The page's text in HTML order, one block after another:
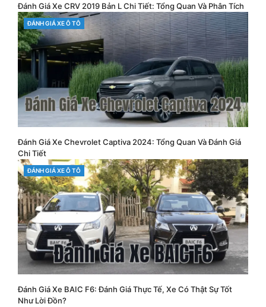
Đánh Giá Xe CRV 2019 Bản L Chi Tiết: Tổng Quan Và Phân Tích
CATEGORIES
ĐÁNH GIÁ XE Ô TÔ
Đánh Giá Xe Chevrolet Captiva 2024: Tổng Quan Và Đánh Giá
Chi Tiết
CATEGORIES
ĐÁNH GIÁ XE Ô TÔ
Đánh Giá Xe BAIC F6: Đánh Giá Thực Tế, Xe Có Thật Sự Tốt
Như Lời Đồn?